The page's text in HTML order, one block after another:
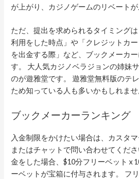
が上がり、カジノゲームのリベートが
ただ、提出を求められるタイミング
利用をした時点」や「クレジットカ
を出金する際」など、ブックメーカ
す。 大人気カジノベラジョンの姉妹
のが遊雅堂です。 遊雅堂無料版のテ
ため知っている人も多いかもしれませ
ブックメーカーランキング
入金制限をかけたい場合は、カスタ
またはチャットで問い合わせてくだ
金をした場合、$10分フリーベット x
ーベットが宝箱に付与されます。 フ